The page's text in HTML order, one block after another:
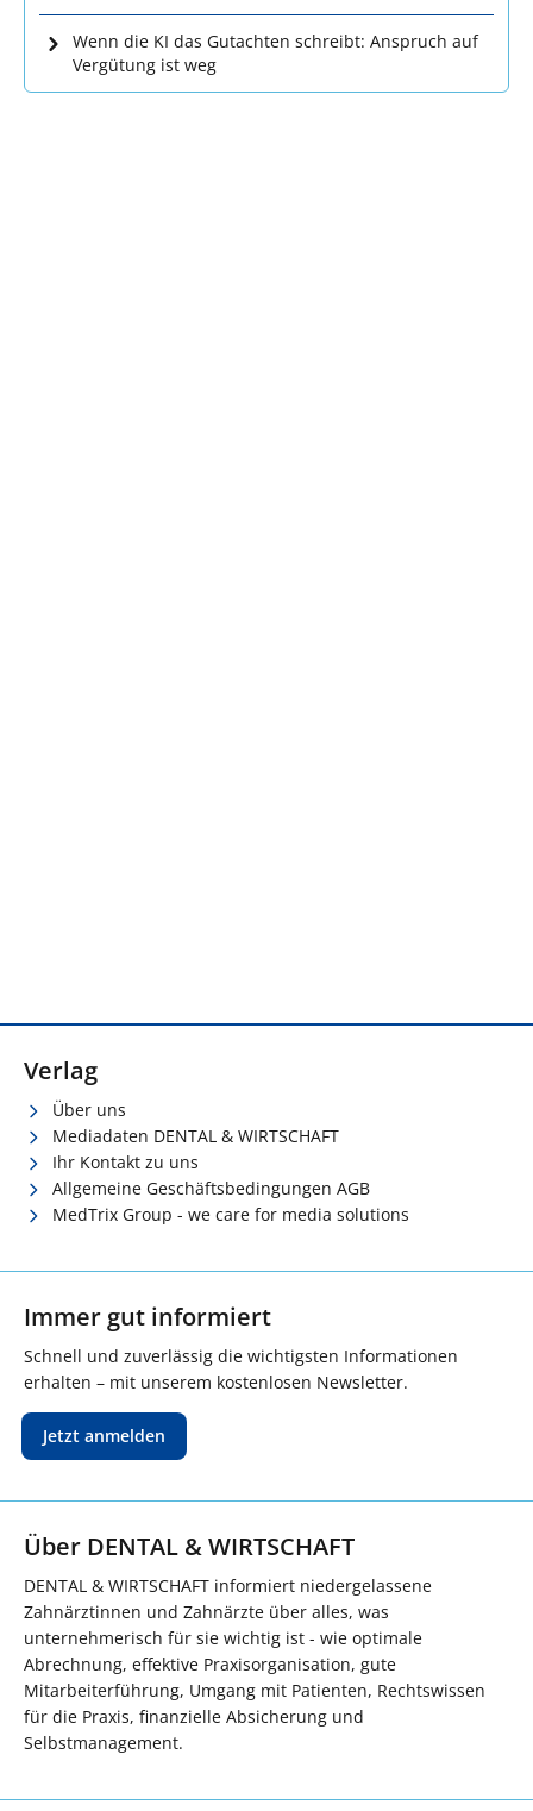
Wenn die KI das Gutachten schreibt: Anspruch auf
Vergütung ist weg
Verlag
Über uns
Mediadaten DENTAL & WIRTSCHAFT
Ihr Kontakt zu uns
Allgemeine Geschäftsbedingungen AGB
MedTrix Group - we care for media solutions
Immer gut informiert
Schnell und zuverlässig die wichtigsten Informationen
erhalten – mit unserem kostenlosen Newsletter.
Jetzt anmelden
Über DENTAL & WIRTSCHAFT
DENTAL & WIRTSCHAFT informiert niedergelassene
Zahnärztinnen und Zahnärzte über alles, was
unternehmerisch für sie wichtig ist - wie optimale
Abrechnung, effektive Praxisorganisation, gute
Mitarbeiterführung, Umgang mit Patienten, Rechtswissen
für die Praxis, finanzielle Absicherung und
Selbstmanagement.